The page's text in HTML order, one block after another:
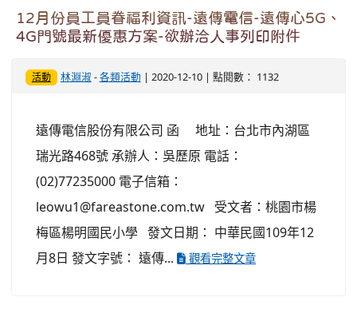
12月份員工員眷福利資訊-遠傳電信-遠傳心5G、
4G門號最新優惠方案-欲辦洽人事列印附件
活動 林淵淑 -各類活動 | 2020-12-10 | 點閱數： 1132
遠傳電信股份有限公司 函 地址：台北市內湖區
瑞光路468號 承辦人：吳歷原 電話：
(02)77235000 電子信箱：
leowu1@fareastone.com.tw 受文者：桃園市楊
梅區楊明國民小學 發文日期： 中華民國109年12
月8日 發文字號： 遠傳...
觀看完整文章